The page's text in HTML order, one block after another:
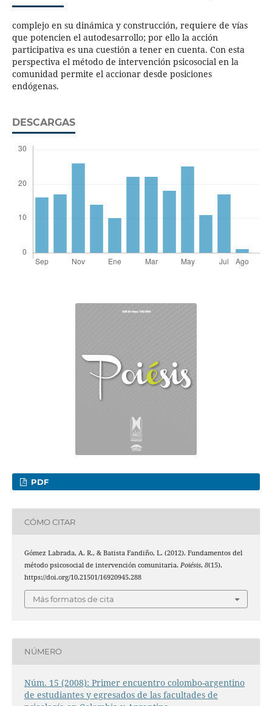
complejo en su dinámica y construcción, requiere de vías
que potencien el autodesarrollo; por ello la acción
participativa es una cuestión a tener en cuenta. Con esta
perspectiva el método de intervención psicosocial en la
comunidad permite el accionar desde posiciones
endógenas.
DESCARGAS
PDF
CÓMO CITAR
Gómez Labrada, A. R., & Batista Fandiño, L. (2012). Fundamentos del
método psicosocial de intervención comunitaria. Poiésis, 8(15).
https://doi.org/10.21501/16920945.288
Más formatos de cita
NÚMERO
Núm. 15 (2008): Primer encuentro colombo-argentino
de estudiantes y egresados de las facultades de